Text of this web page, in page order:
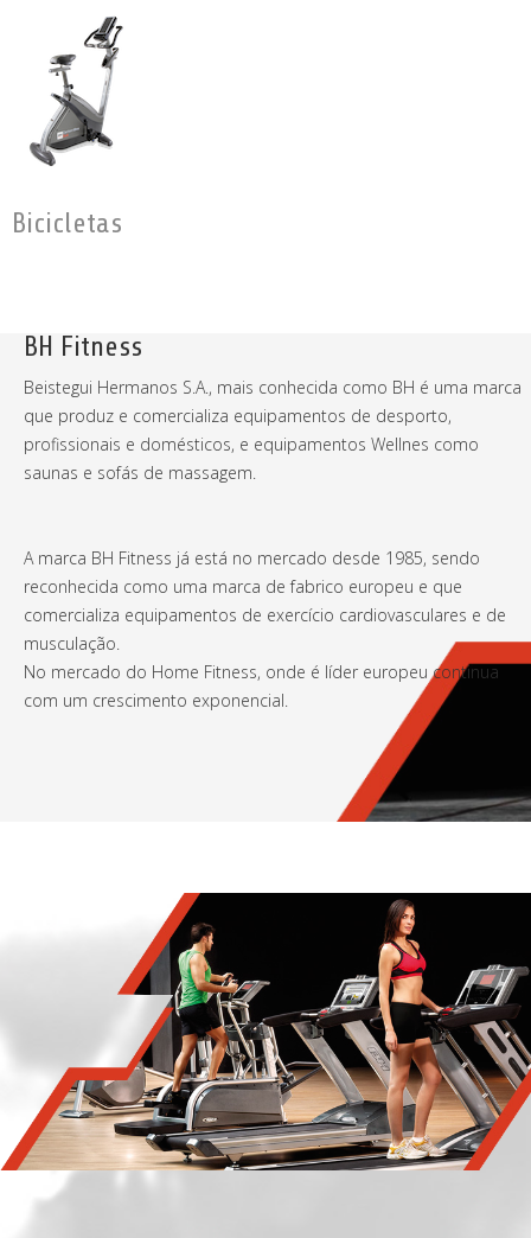
Bicicletas
BH Fitness
Beistegui Hermanos S.A., mais conhecida como BH é uma marca
que produz e comercializa equipamentos de desporto,
profissionais e domésticos, e equipamentos Wellnes como
saunas e sofás de massagem.
A marca BH Fitness já está no mercado desde 1985, sendo
reconhecida como uma marca de fabrico europeu e que
comercializa equipamentos de exercício cardiovasculares e de
musculação.
No mercado do Home Fitness, onde é líder europeu continua
com um crescimento exponencial.